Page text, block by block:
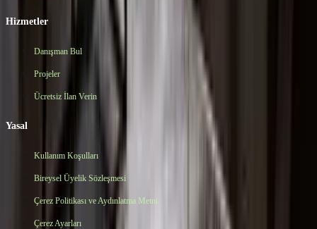
Hizmetler
Danışman Bul
Projeler
Ücretsiz İlan Verin
Yasal
Kullanım Koşulları
Bireysel Üyelik Sözleşmesi
Çerez Politikası ve Aydınlatma Metni
Çerez Ayarları